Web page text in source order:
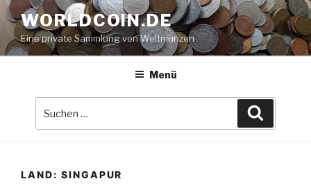
Zum
Inhalt
springen
WORLDCOIN.DE
Eine private Sammlung von Weltmünzen
Menü
LAND: SINGAPUR